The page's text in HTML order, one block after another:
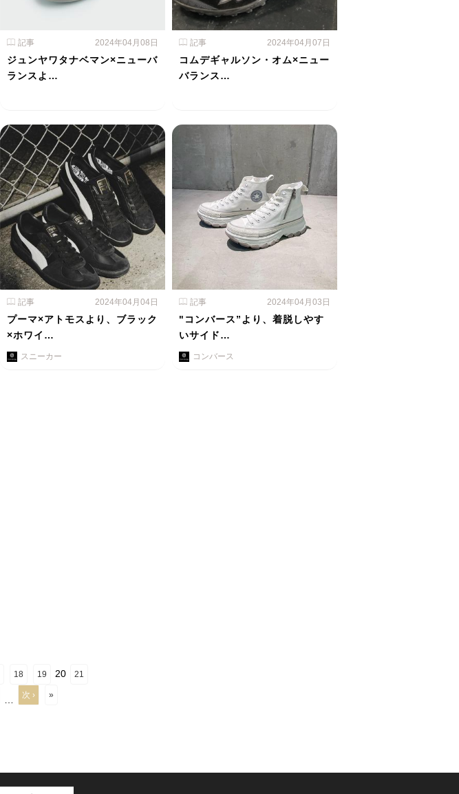
記事 2024年04月08日
ジュンヤワタナベマン×ニューバ
ランスよ…
記事 2024年04月07日
コムデギャルソン・オム×ニュー
バランス…
記事 2024年04月04日
プーマ×アトモスより、ブラック
×ホワイ…
スニーカー
記事 2024年04月03日
"コンバース”より、着脱しやす
いサイド…
コンバース
18 19 20 21
次 › »